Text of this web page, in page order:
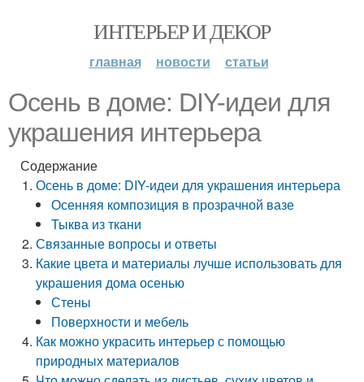
ИНТЕРЬЕР И ДЕКОР
главная новости статьи
Осень в доме: DIY-идеи для
украшения интерьера
Содержание
Осень в доме: DIY-идеи для украшения интерьера
Осенняя композиция в прозрачной вазе
Тыква из ткани
Связанные вопросы и ответы
Какие цвета и материалы лучше использовать для
украшения дома осенью
Стены
Поверхности и мебель
Как можно украсить интерьер с помощью
природных материалов